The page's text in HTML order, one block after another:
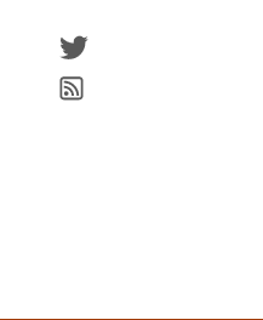
Síguenos en Twitter
Suscríbete para recibir